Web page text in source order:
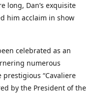
long, Dan’s exquisite
him acclaim in show
celebrated as an
numerous
“Cavaliere
by the President of the